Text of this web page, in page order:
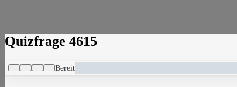
Quizfrage 4615
Bereit